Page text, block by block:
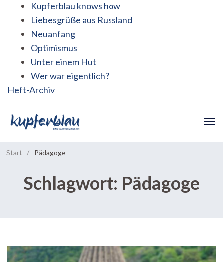
Kupferblau knows how
Liebesgrüße aus Russland
Neuanfang
Optimismus
Unter einem Hut
Wer war eigentlich?
Heft-Archiv
Start / Pädagoge
Schlagwort: Pädagoge